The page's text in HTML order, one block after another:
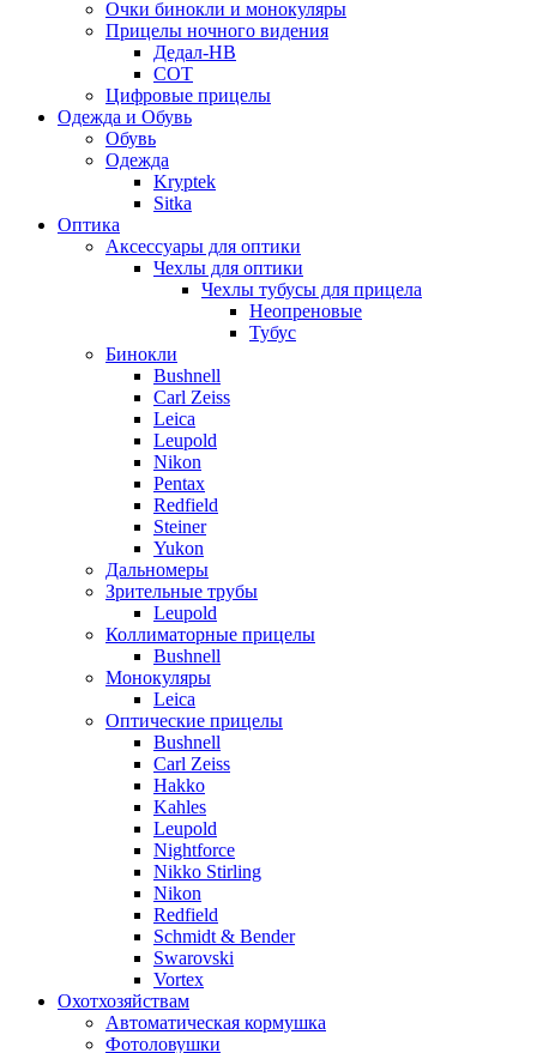
Очки бинокли и монокуляры
Прицелы ночного видения
Дедал-НВ
СОТ
Цифровые прицелы
Одежда и Обувь
Обувь
Одежда
Kryptek
Sitka
Оптика
Аксессуары для оптики
Чехлы для оптики
Чехлы тубусы для прицела
Неопреновые
Тубус
Бинокли
Bushnell
Carl Zeiss
Leica
Leupold
Nikon
Pentax
Redfield
Steiner
Yukon
Дальномеры
Зрительные трубы
Leupold
Коллиматорные прицелы
Bushnell
Монокуляры
Leica
Оптические прицелы
Bushnell
Carl Zeiss
Hakko
Kahles
Leupold
Nightforce
Nikko Stirling
Nikon
Redfield
Schmidt & Bender
Swarovski
Vortex
Охотхозяйствам
Автоматическая кормушка
Фотоловушки